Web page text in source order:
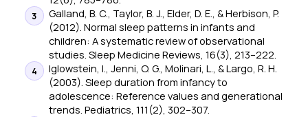
Galland, B. C., Taylor, B. J., Elder, D. E., & Herbison, P.
(2012). Normal sleep patterns in infants and
children: A systematic review of observational
studies.Sleep Medicine Reviews , 16(3), 213–222.
Iglowstein, I., Jenni, O. G., Molinari, L., & Largo, R. H.
(2003). Sleep duration from infancy to
adolescence: Reference values and generational
trends.Pediatrics , 111(2), 302–307.